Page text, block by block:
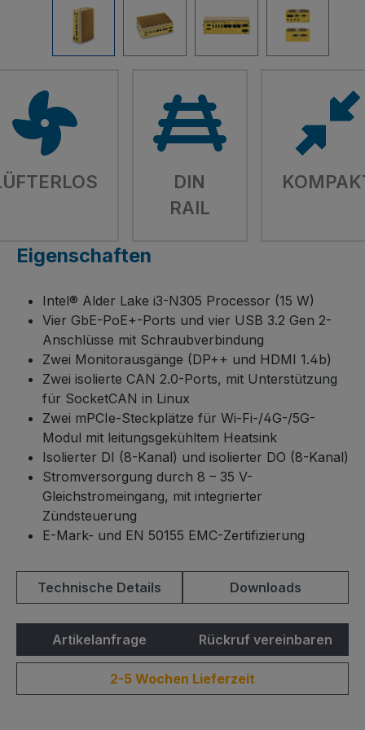
DIN
RAIL
Eigenschaften
Intel® Alder Lake i3-N305 Processor (15 W)
Vier GbE-PoE+-Ports und vier USB 3.2 Gen 2-
Anschlüsse mit Schraubverbindung
Zwei Monitorausgänge (DP++ und HDMI 1.4b)
Zwei isolierte CAN 2.0-Ports, mit Unterstützung
für SocketCAN in Linux
Zwei mPCIe-Steckplätze für Wi-Fi-/4G-/5G-
Modul mit leitungsgekühltem Heatsink
Isolierter DI (8-Kanal) und isolierter DO (8-Kanal)
Stromversorgung durch 8 – 35 V-
Gleichstromeingang, mit integrierter
Zündsteuerung
E-Mark- und EN 50155 EMC-Zertifizierung
Technische Details Downloads
Artikelanfrage Rückruf vereinbaren
2-5 Wochen Lieferzeit